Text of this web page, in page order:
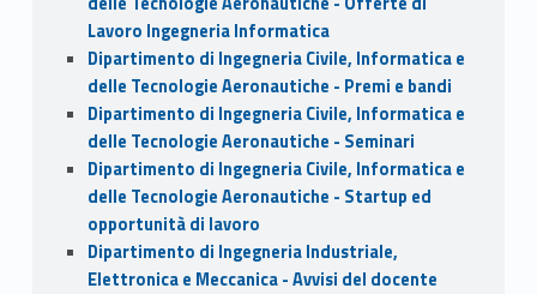
Lavoro Ingegneria Informatica
Dipartimento di Ingegneria Civile, Informatica e
delle Tecnologie Aeronautiche - Premi e bandi
Dipartimento di Ingegneria Civile, Informatica e
delle Tecnologie Aeronautiche - Seminari
Dipartimento di Ingegneria Civile, Informatica e
delle Tecnologie Aeronautiche - Startup ed
opportunità di lavoro
Dipartimento di Ingegneria Industriale,
Elettronica e Meccanica - Avvisi del docente